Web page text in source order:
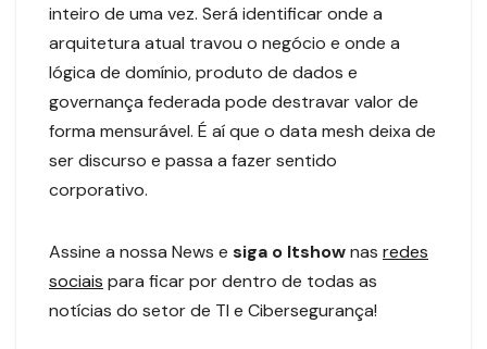
inteiro de uma vez. Será identificar onde a
arquitetura atual travou o negócio e onde a
lógica de domínio, produto de dados e
governança federada pode destravar valor de
forma mensurável. É aí que o data mesh deixa de
ser discurso e passa a fazer sentido
corporativo.
Assine a nossa News e siga o Itshownas redes
sociais para ficar por dentro de todas as
notícias do setor de TI e Cibersegurança!